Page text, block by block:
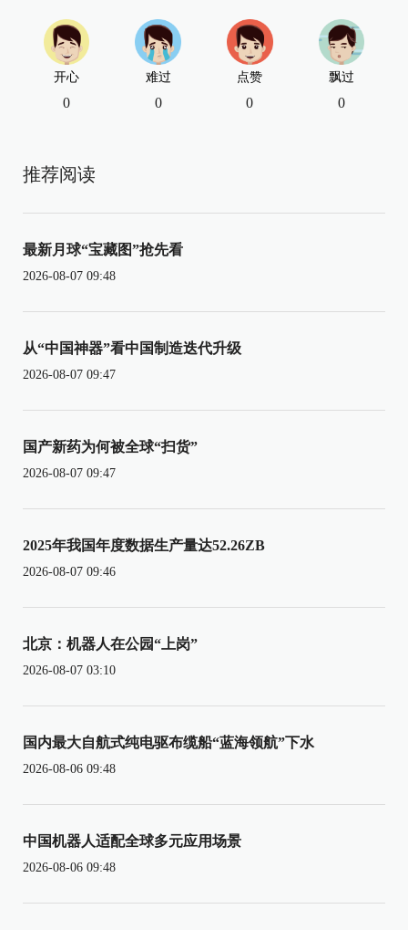
开心
0
难过
0
点赞
0
飘过
0
推荐阅读
最新月球“宝藏图”抢先看
2026-08-07 09:48
从“中国神器”看中国制造迭代升级
2026-08-07 09:47
国产新药为何被全球“扫货”
2026-08-07 09:47
2025年我国年度数据生产量达52.26ZB
2026-08-07 09:46
北京：机器人在公园“上岗”
2026-08-07 03:10
国内最大自航式纯电驱布缆船“蓝海领航”下水
2026-08-06 09:48
中国机器人适配全球多元应用场景
2026-08-06 09:48